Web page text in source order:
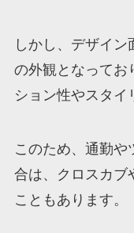
しかし、デザイ
の外観となってお
ション性やスタイ
このため、通勤や
合は、クロスカブ
こともあります。